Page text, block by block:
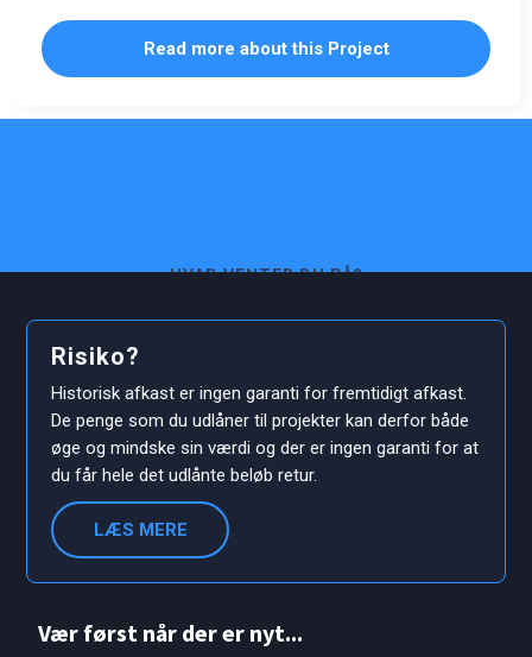
Read more about this Project
HVAD VENTER DU PÅ?
Investér i solide investerings
OPRET EN BRUGER
eller log ind med en eksisterende bruger
Risiko?
Historisk afkast er ingen garanti for fremtidigt afkast.
De penge som du udlåner til projekter kan derfor både
øge og mindske sin værdi og der er ingen garanti for at
du får hele det udlånte beløb retur.
LÆS MERE
Vær først når der er nyt...